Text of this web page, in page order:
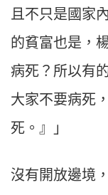
且不只是國家
的貧富也是，
病死？所以有
大家不要病死
死。』」
沒有開放邊境